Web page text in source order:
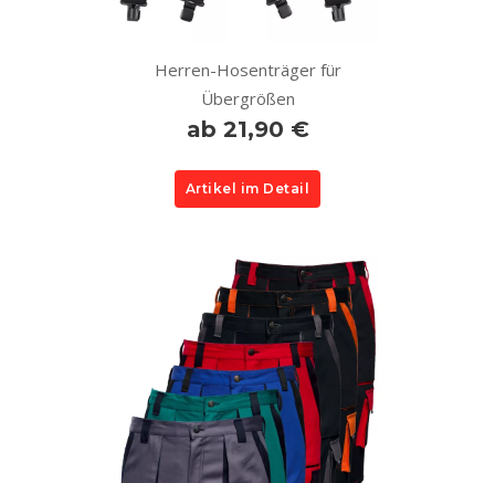
Herren-Hosenträger für
Übergrößen
ab 21,90 €
Artikel im Detail